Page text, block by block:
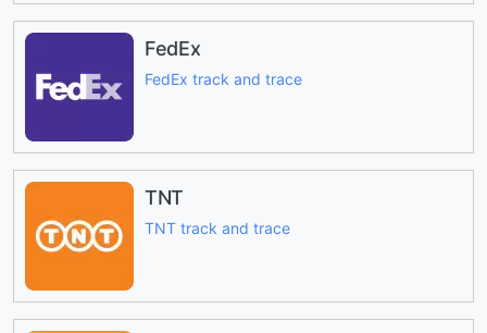
FedEx
FedEx track and trace
TNT
TNT track and trace